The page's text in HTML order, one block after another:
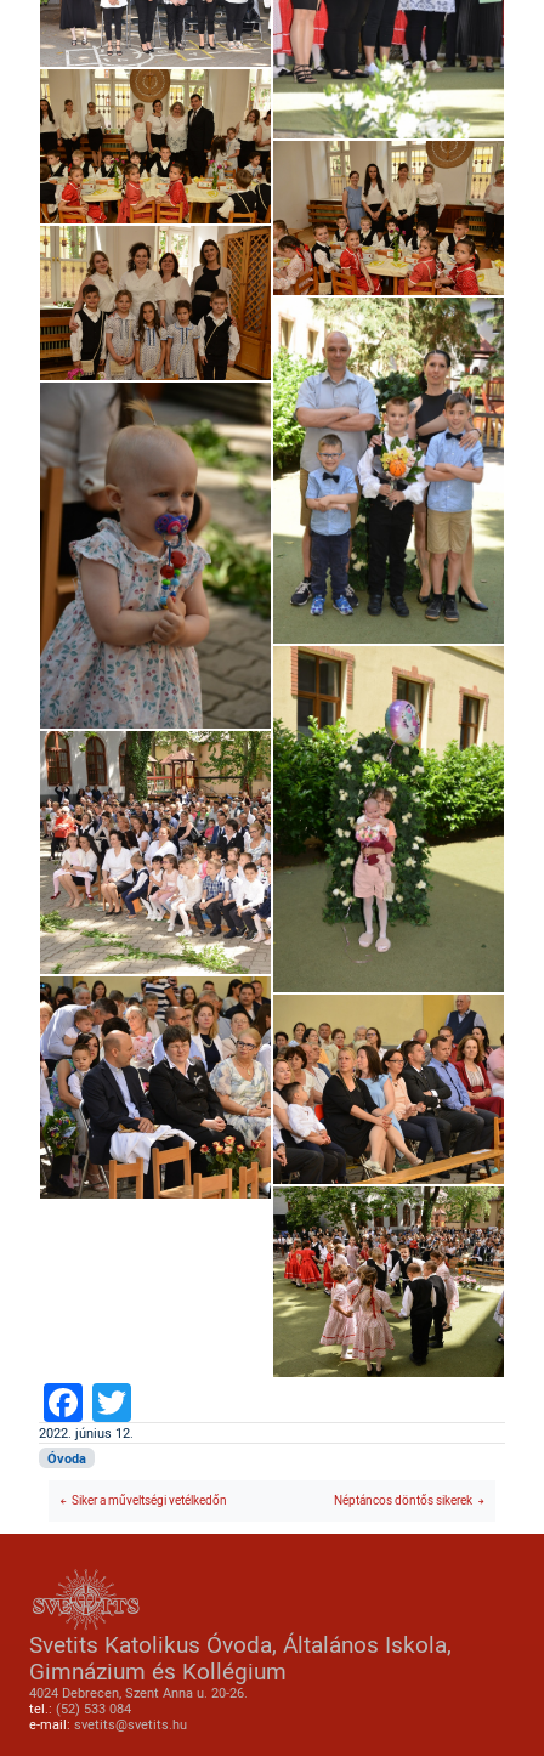
Facebook
2022. június 12.
Óvoda
Siker a műveltségi vetélkedőn Néptáncos döntős sikerek
Svetits Katolikus Óvoda, Általános Iskola,
Gimnázium és Kollégium
4024 Debrecen, Szent Anna u. 20-26.
tel.: (52) 533 084
e-mail: svetits@svetits.hu